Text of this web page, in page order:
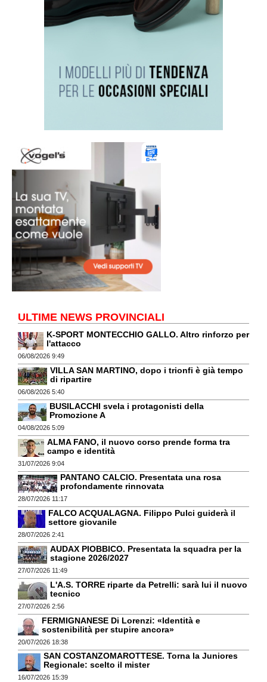
ULTIME NEWS PROVINCIALI
K-SPORT MONTECCHIO GALLO. Altro rinforzo per
l'attacco
06/08/2026 9:49
VILLA SAN MARTINO, dopo i trionfi è già tempo
di ripartire
06/08/2026 5:40
BUSILACCHI svela i protagonisti della
Promozione A
04/08/2026 5:09
ALMA FANO, il nuovo corso prende forma tra
campo e identità
31/07/2026 9:04
PANTANO CALCIO. Presentata una rosa
profondamente rinnovata
28/07/2026 11:17
FALCO ACQUALAGNA. Filippo Pulci guiderà il
settore giovanile
28/07/2026 2:41
AUDAX PIOBBICO. Presentata la squadra per la
stagione 2026/2027
27/07/2026 11:49
L'A.S. TORRE riparte da Petrelli: sarà lui il nuovo
tecnico
27/07/2026 2:56
FERMIGNANESE Di Lorenzi: «Identità e
sostenibilità per stupire ancora»
20/07/2026 18:38
SAN COSTANZOMAROTTESE. Torna la Juniores
Regionale: scelto il mister
16/07/2026 15:39